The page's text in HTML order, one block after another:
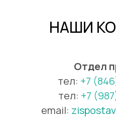
НАШИ
Отдел
тел: +7
тел: +7
email: